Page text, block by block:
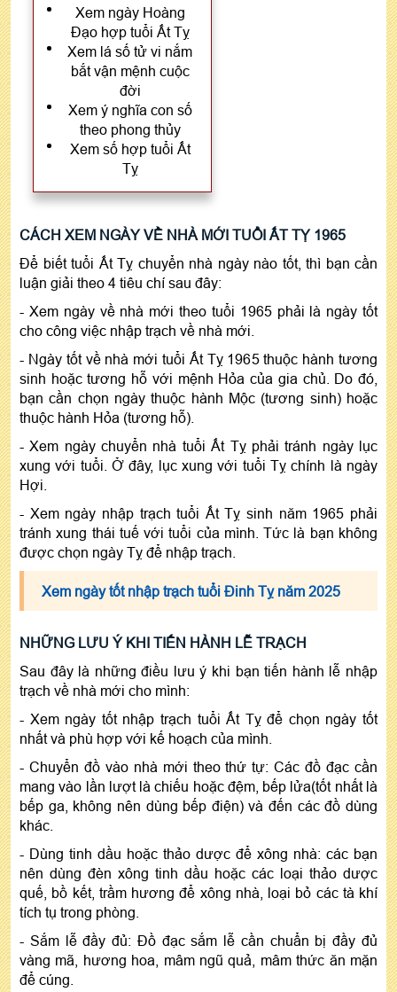
Xem ngày Hoàng
Đạo hợp tuổi Ất Tỵ
Xem lá số tử vi nắm
bắt vận mệnh cuộc
đời
Xem ý nghĩa con số
theo phong thủy
Xem số hợp tuổi Ất
Tỵ
CÁCH XEM NGÀY VỀ NHÀ MỚI TUỔI ẤT TỴ 1965
Để biết tuổi Ất Tỵ chuyển nhà ngày nào tốt, thì bạn cần
luận giải theo 4 tiêu chí sau đây:
- Xem ngày về nhà mới theo tuổi 1965 phải là ngày tốt
cho công việc nhập trạch về nhà mới.
- Ngày tốt về nhà mới tuổi Ất Tỵ 1965 thuộc hành tương
sinh hoặc tương hỗ với mệnh Hỏa của gia chủ. Do đó,
bạn cần chọn ngày thuộc hành Mộc (tương sinh) hoặc
thuộc hành Hỏa (tương hỗ).
- Xem ngày chuyển nhà tuổi Ất Tỵ phải tránh ngày lục
xung với tuổi. Ở đây, lục xung với tuổi Tỵ chính là ngày
Hợi.
- Xem ngày nhập trạch tuổi Ất Tỵ sinh năm 1965 phải
tránh xung thái tuế với tuổi của mình. Tức là bạn không
được chọn ngày Tỵ để nhập trạch.
Xem ngày tốt nhập trạch tuổi Đinh Tỵ năm 2025
NHỮNG LƯU Ý KHI TIẾN HÀNH LỄ TRẠCH
Sau đây là những điều lưu ý khi bạn tiến hành lễ nhập
trạch về nhà mới cho mình:
- Xem ngày tốt nhập trạch tuổi Ất Tỵ để chọn ngày tốt
nhất và phù hợp với kế hoạch của mình.
- Chuyển đồ vào nhà mới theo thứ tự: Các đồ đạc cần
mang vào lần lượt là chiếu hoặc đệm, bếp lửa(tốt nhất là
bếp ga, không nên dùng bếp điện) và đến các đồ dùng
khác.
- Dùng tinh dầu hoặc thảo dược để xông nhà: các bạn
nên dùng đèn xông tinh dầu hoặc các loại thảo dược
quế, bồ kết, trầm hương để xông nhà, loại bỏ các tà khí
tích tụ trong phòng.
- Sắm lễ đầy đủ: Đồ đạc sắm lễ cần chuẩn bị đầy đủ
vàng mã, hương hoa, mâm ngũ quả, mâm thức ăn mặn
để cúng.